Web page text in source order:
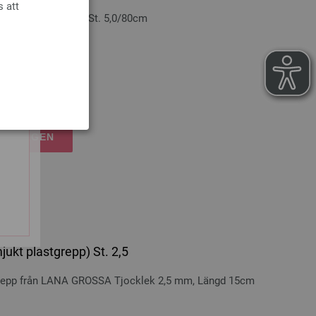
att
trä: Multicolor St. 5,0/80cm
plastgrepp) St. 2,5
från LANA GROSSA Tjocklek 2,5 mm, Längd 15cm